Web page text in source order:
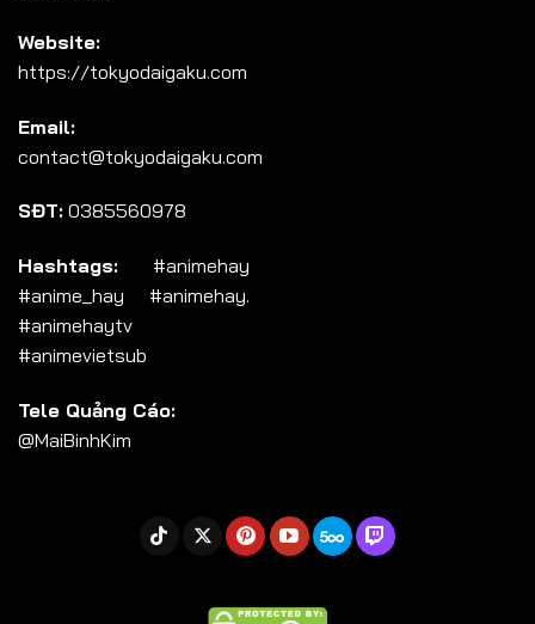
Tập 108
Tập 109
Tập 115
Website:
https://tokyodaigaku.com
Email:
contact@tokyodaigaku.com
SĐT: 0385560978
Hashtags: #animehay
#anime_hay #animehay.
#animehaytv
#animevietsub
Tele Quảng Cáo:
@MaiBinhKim